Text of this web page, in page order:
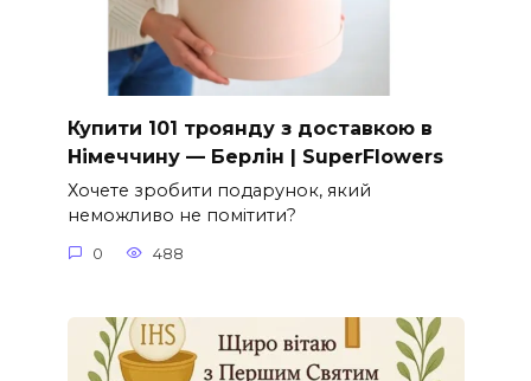
Купити 101 троянду з доставкою в
Німеччину — Берлін | SuperFlowers
Хочете зробити подарунок, який
неможливо не помітити?
0 488